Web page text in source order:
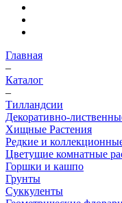
Главная
–
Каталог
–
Тилландсии
Декоративно-
Хищные Растения
Редкие и
Цветущие комнатные
Горшки и кашпо
Грунты
Суккуленты